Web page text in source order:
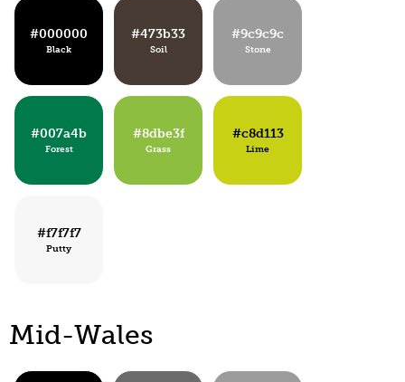
#000000
Black
#473b33
Soil
#9c9c9c
Stone
#007a4b
Forest
#8dbe3f
Grass
#c8d113
Lime
#f7f7f7
Putty
Mid-Wales